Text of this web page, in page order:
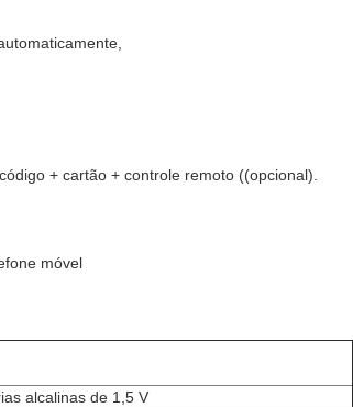
+ cartão + controle remoto ((opcional).
móvel
alcalinas de 1,5 V